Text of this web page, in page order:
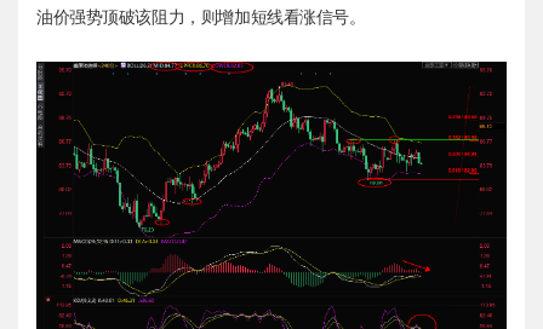
油价强势顶破该阻力，则增加短线看涨信号。